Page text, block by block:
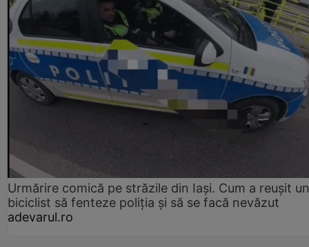
Urmărire comică pe străzile din Iași. Cum a reușit un
biciclist să fenteze poliția și să se facă nevăzut
adevarul.ro